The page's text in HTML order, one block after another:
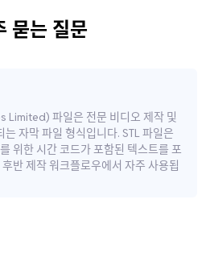
묻는 질문
Limited) 파일은 전문 비디오 제작 및
자막 파일 형식입니다. STL 파일은
위한 시간 코드가 포함된 텍스트를 포
반 제작 워크플로우에서 자주 사용됩